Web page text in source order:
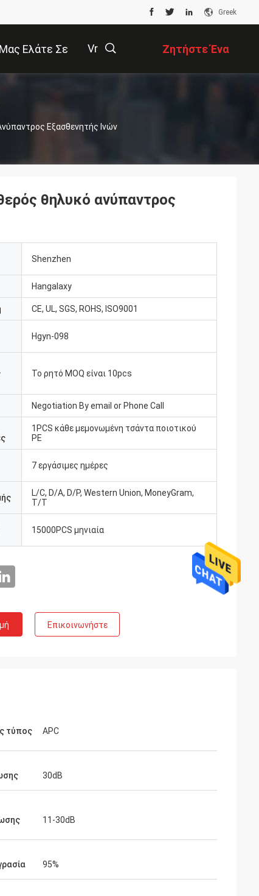
Greek
Μας Ελάτε Σε Vr Ζητήστε Ένα
Απόσπασμα
Εξασθενητής Ινών
θηλυκό ανύπαντρος
Shenzhen
Hangalaxy
CE, UL, SGS, ROHS, ISO9001
Hgyn-098
Το ρητό MOQ είναι 10pcs
Negotiation By email or Phone Call
1PCS κάθε μεμονωμένη τσάντα ποιοτικού
PE
7 εργάσιμες ημέρες
L/C, D/A, D/P, Western Union, MoneyGram,
T/T
15000PCS μηνιαία
Επικοινωνήστε
τύπος APC
30dB
11-30dB
95%